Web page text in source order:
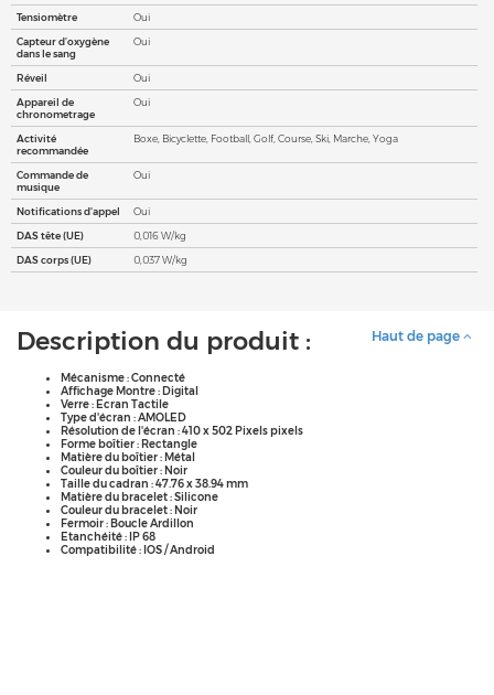
Tensiomètre
Oui
Capteur d’oxygène
dans le sang
Oui
Réveil
Oui
Appareil de
chronometrage
Oui
Activité
recommandée
Boxe, Bicyclette, Football, Golf, Course, Ski, Marche, Yoga
Commande de
musique
Oui
Notifications d'appel
Oui
DAS tête (UE)
0,016 W/kg
DAS corps (UE)
0,037 W/kg
Haut de page
Description du produit :
Mécanisme : Connecté
Affichage Montre : Digital
Verre : Ecran Tactile
Type d'écran : AMOLED
Résolution de l'écran : 410 x 502 Pixels pixels
Forme boîtier : Rectangle
Matière du boîtier : Métal
Couleur du boîtier : Noir
Taille du cadran : 47.76 x 38.94 mm
Matière du bracelet : Silicone
Couleur du bracelet : Noir
Fermoir : Boucle Ardillon
Etanchéité : IP 68
Compatibilité : IOS / Android